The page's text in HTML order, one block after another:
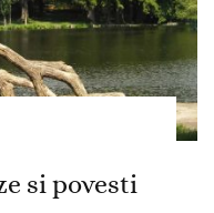
si povesti